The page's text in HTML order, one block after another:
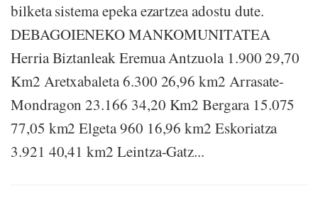
bilketa sistema epeka ezartzea adostu dute.
DEBAGOIENEKO MANKOMUNITATEA
Herria Biztanleak Eremua Antzuola 1.900 29,70
Km2 Aretxabaleta 6.300 26,96 km2 Arrasate-
Mondragon 23.166 34,20 Km2 Bergara 15.075
77,05 km2 Elgeta 960 16,96 km2 Eskoriatza
3.921 40,41 km2 Leintza-Gatz...